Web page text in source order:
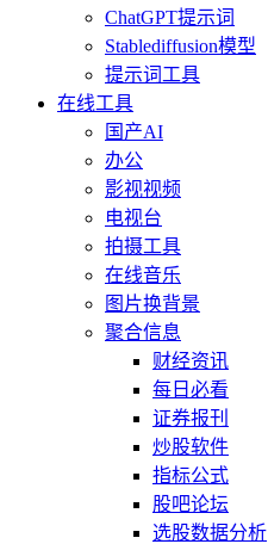
ChatGPT提示词
Stablediffusion模型
提示词工具
在线工具
国产AI
办公
影视视频
电视台
拍摄工具
在线音乐
图片换背景
聚合信息
财经资讯
每日必看
证券报刊
炒股软件
指标公式
股吧论坛
选股数据分析